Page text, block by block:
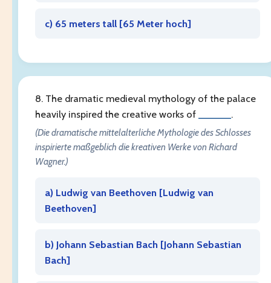
c) 65 meters tall [65 Meter hoch]
8. The dramatic medieval mythology of the palace
heavily inspired the creative works of
.
(Die dramatische mittelalterliche Mythologie des Schlosses
inspirierte maßgeblich die kreativen Werke von Richard
Wagner.)
a) Ludwig van Beethoven [Ludwig van
Beethoven]
b) Johann Sebastian Bach [Johann Sebastian
Bach]